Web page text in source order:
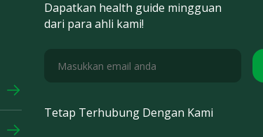
Dapatkan health guide mingguan
dari para ahli kami!
Tetap Terhubung Dengan Kami